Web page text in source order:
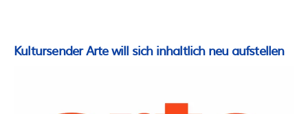
Kultursender Arte will sich inhaltlich neu aufstellen